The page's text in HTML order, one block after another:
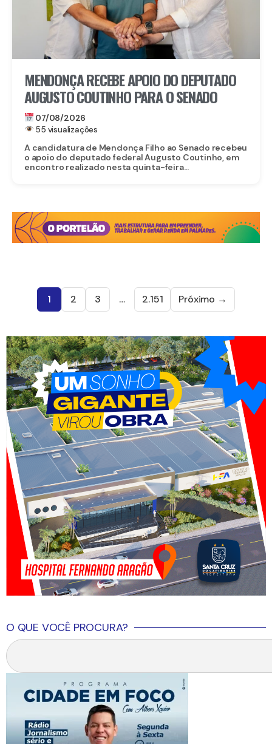
MENDONÇA RECEBE APOIO DO DEPUTADO
AUGUSTO COUTINHO PARA O SENADO
07/08/2026
55 visualizações
A candidatura de Mendonça Filho ao Senado recebeu
o apoio do deputado federal Augusto Coutinho, em
encontro realizado nesta quinta-feira...
1 2 3 … 2.151 Próximo →
O QUE VOCÊ PROCURA?